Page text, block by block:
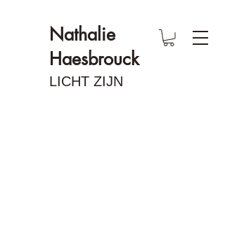
Nathalie
Haesbrouck
LICHT ZIJN